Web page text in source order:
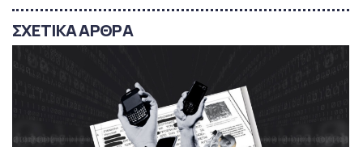
ΣΧΕΤΙΚΑ ΑΡΘΡΑ